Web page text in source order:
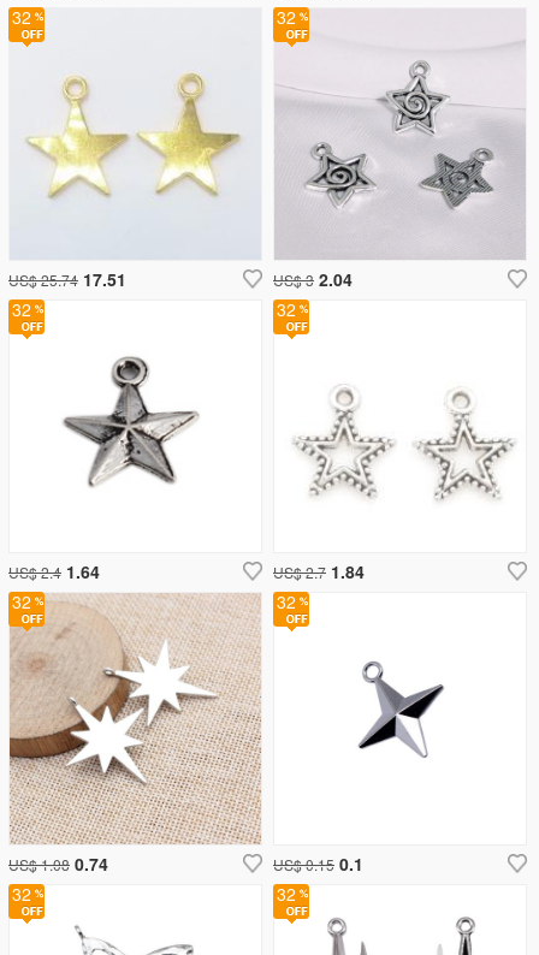
32
US$ 2.7 1.84
32
US$ 25.74 17.51
32
US$ 2.4 1.64
32
US$ 3 2.04
32
US$ 1.08 0.74
32
US$ 0.15 0.1
32
32